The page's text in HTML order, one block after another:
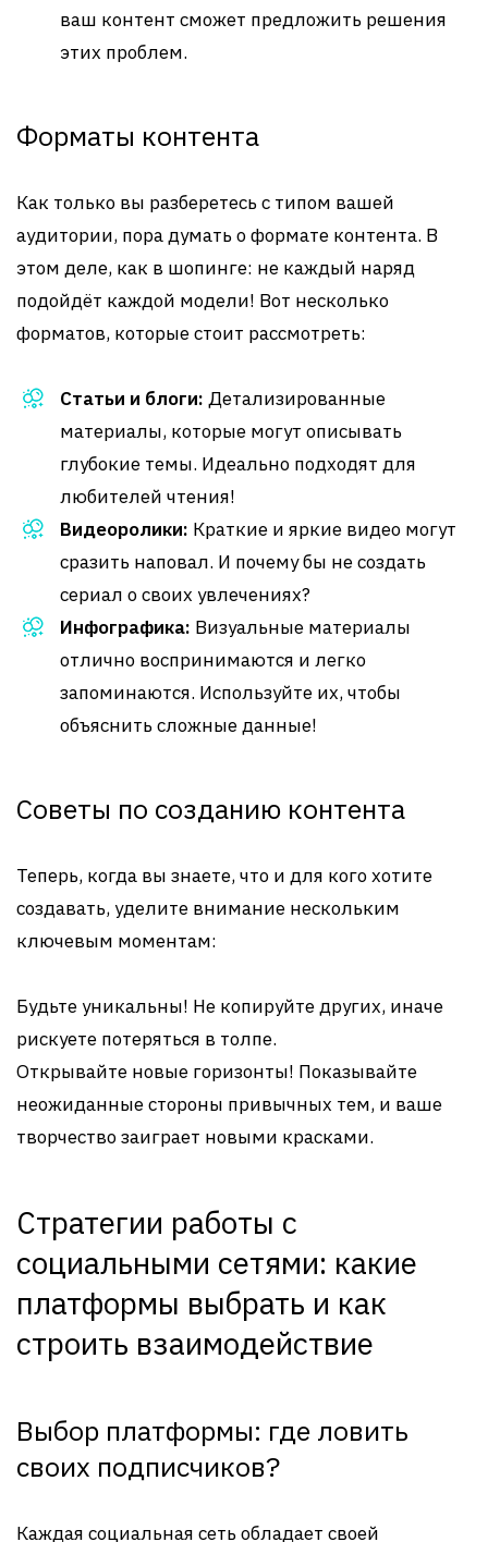
ваш контент сможет предложить решения
этих проблем.
Форматы контента
Как только вы разберетесь с типом вашей
аудитории, пора думать о формате контента. В
этом деле, как в шопинге: не каждый наряд
подойдёт каждой модели! Вот несколько
форматов, которые стоит рассмотреть:
Статьи и блоги: Детализированные
материалы, которые могут описывать
глубокие темы. Идеально подходят для
любителей чтения!
Видеоролики: Краткие и яркие видео могут
сразить наповал. И почему бы не создать
сериал о своих увлечениях?
Инфографика: Визуальные материалы
отлично воспринимаются и легко
запоминаются. Используйте их, чтобы
объяснить сложные данные!
Советы по созданию контента
Теперь, когда вы знаете, что и для кого хотите
создавать, уделите внимание нескольким
ключевым моментам:
Будьте уникальны! Не копируйте других, иначе
рискуете потеряться в толпе.
Открывайте новые горизонты! Показывайте
неожиданные стороны привычных тем, и ваше
творчество заиграет новыми красками.
Стратегии работы с
социальными сетями: какие
платформы выбрать и как
строить взаимодействие
Выбор платформы: где ловить
своих подписчиков?
Каждая социальная сеть обладает своей